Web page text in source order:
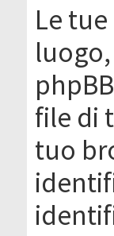
Le
file di
tuo